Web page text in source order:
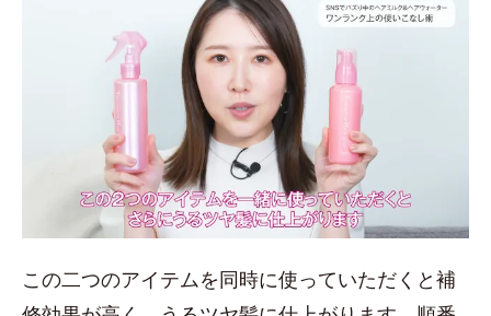
この二つのアイテムを同時に使っていただくと補